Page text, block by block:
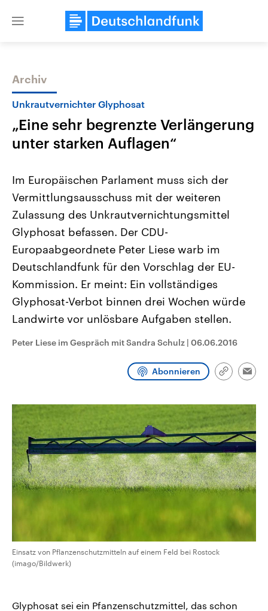
Close
Themen
Landtagswahl Sachsen-Anhalt
2026
Alle Informationen
Sachsen-Anhalt wählt am 6.
September 2026 einen neuen
Landtag. Seit 2021 wird das
Bundesland von einer Koalition aus
Umfragen, Prognosen,
Wahlprogramme, aktuelle Berichte
und Hintergründe zu den Parteien
und Kandidaten der anstehenden
Wahl.
USA
Aktuelle Beiträge,
Hintergründe
Wirtschaftlich und
gehören die Vereinigten
den mächtigsten Ländern
mit großem Einfluss auf
aktuelle Weltgeschehen.
Sendungen Programm Podcasts
Archiv
Unkrautvernichter Glyphosat
„Eine sehr begrenzte Verlängerung
unter starken Auflagen“
Im Europäischen Parlament muss sich der
Vermittlungsausschuss mit der weiteren
Zulassung des Unkrautvernichtungsmittel
Glyphosat befassen. Der CDU-
Europaabgeordnete Peter Liese warb im
Deutschlandfunk für den Vorschlag der EU-
Kommission. Er meint: Ein vollständiges
Glyphosat-Verbot binnen drei Wochen würde
Landwirte vor unlösbare Aufgaben stellen.
Peter Liese im Gespräch mit Sandra Schulz | 06.06.2016
Abonnieren
Link
Einsatz von Pflanzenschutzmitteln auf einem Feld bei Rostock
(imago/Bildwerk)
Glyphosat sei ein Pfanzenschutzmittel, das schon